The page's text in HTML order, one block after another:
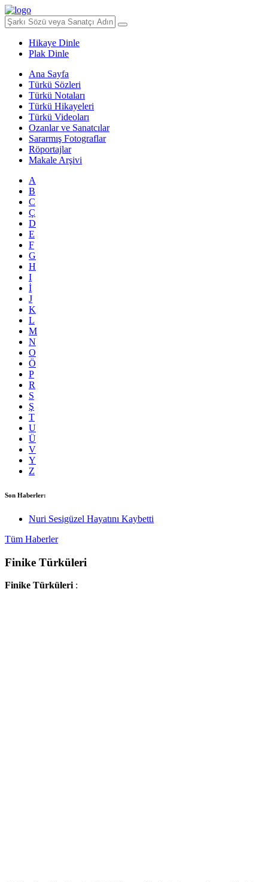
Hikaye Dinle
Plak Dinle
Ana Sayfa
Türkü Sözleri
Türkü Notaları
Türkü Hikayeleri
Türkü Videoları
Ozanlar ve Sanatcılar
Sararmış Fotograflar
Röportajlar
Makale Arşivi
A
B
C
Ç
D
E
F
G
H
I
İ
J
K
L
M
N
O
Ö
P
R
S
Ş
T
U
Ü
V
Y
Z
Son Haberler:
Nuri Sesigüzel Hayatını Kaybetti
Tüm Haberler
Finike Türküleri
Finike Türküleri :